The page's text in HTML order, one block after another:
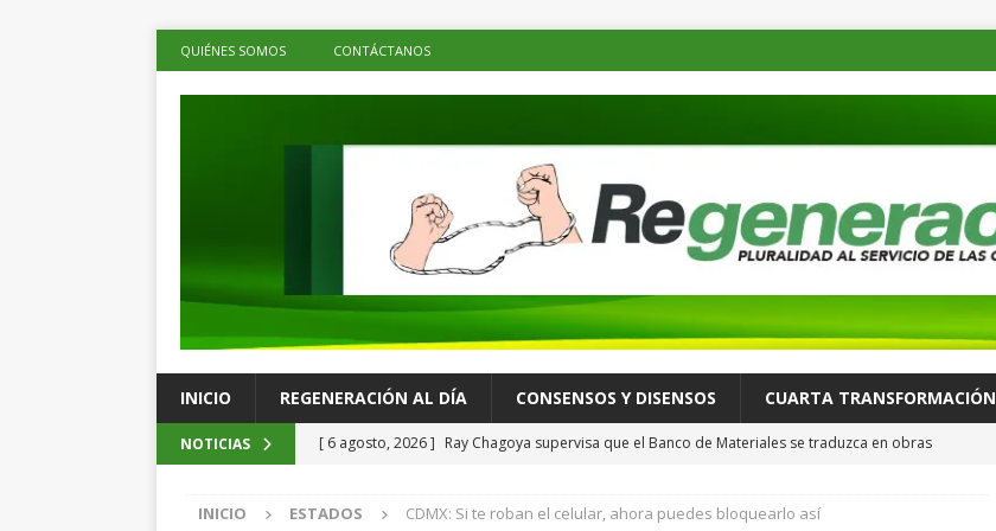
QUIÉNES SOMOS CONTÁCTANOS
INICIO REGENERACIÓN AL DÍA CONSENSOS Y DISENSOS CUARTA TRANSFORMACIÓN
NOTICIAS [ 6 agosto, 2026 ] Ray Chagoya supervisa que el Banco de Materiales se traduzca en obras
[ 6 agosto, 2026 ] Advierten posible desastre ambiental por derrame de petróleo de buque
INICIO ESTADOS CDMX: Si te roban el celular, ahora puedes bloquearlo así